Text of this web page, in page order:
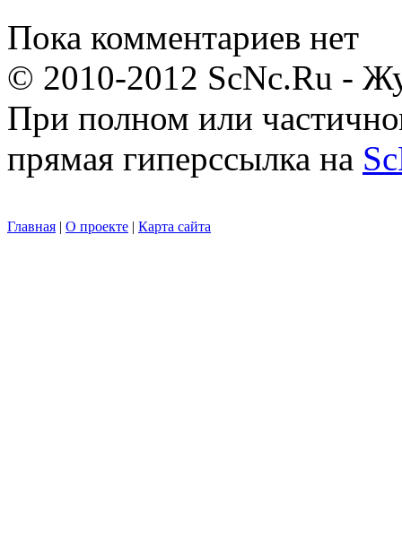
Пока комментариев нет
© 2010-2012 ScNc.Ru -
При полном или
прямая гиперссылка на
Главная | О проекте | Карта сайта